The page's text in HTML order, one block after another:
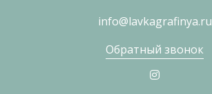
info@lavkagrafinya.ru
Обратный звонок